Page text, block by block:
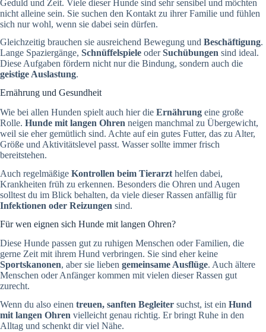
Geduld und Zeit. Viele dieser Hunde sind sehr sensibel und möchten
nicht alleine sein. Sie suchen den Kontakt zu ihrer Familie und fühlen
sich nur wohl, wenn sie dabei sein dürfen.
Gleichzeitig brauchen sie ausreichend Bewegung und Beschäftigung.
Lange Spaziergänge, Schnüffelspiele oderSuchübungen sind ideal.
Diese Aufgaben fördern nicht nur die Bindung, sondern auch die
geistige Auslastung.
Ernährung und Gesundheit
Wie bei allen Hunden spielt auch hier die Ernährung eine große
Rolle. Hunde mit langen Ohren neigen manchmal zu Übergewicht,
weil sie eher gemütlich sind. Achte auf ein gutes Futter, das zu Alter,
Größe und Aktivitätslevel passt. Wasser sollte immer frisch
bereitstehen.
Auch regelmäßige Kontrollen beim Tierarzt helfen dabei,
Krankheiten früh zu erkennen. Besonders die Ohren und Augen
solltest du im Blick behalten, da viele dieser Rassen anfällig für
Infektionen oder Reizungen sind.
Für wen eignen sich Hunde mit langen Ohren?
Diese Hunde passen gut zu ruhigen Menschen oder Familien, die
gerne Zeit mit ihrem Hund verbringen. Sie sind eher keine
Sportskanonen, aber sie lieben gemeinsame Ausflüge. Auch ältere
Menschen oder Anfänger kommen mit vielen dieser Rassen gut
zurecht.
Wenn du also einen treuen, sanften Begleiter suchst, ist ein Hund
mit langen Ohren vielleicht genau richtig. Er bringt Ruhe in den
Alltag und schenkt dir viel Nähe.